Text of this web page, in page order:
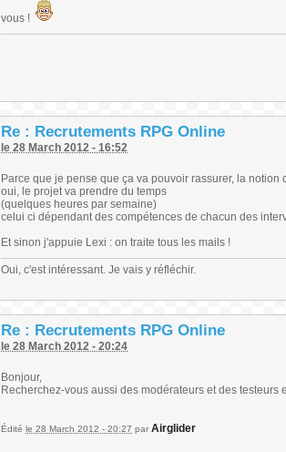
vous !
Re : Recrutements RPG Online
le 28 March 2012 - 16:52
Parce que je pense que ça va pouvoir rassurer, la
oui, le projet va prendre du temps
(quelques heures par semaine)
celui ci dépendant des compétences de chacun des
Et sinon j'appuie Lexi : on traite tous les mails !
Oui, c'est intéressant. Je vais y réfléchir.
Re : Recrutements RPG Online
le 28 March 2012 - 20:24
Bonjour,
Recherchez-vous aussi des modérateurs et des
Édité le 28 March 2012 - 20:27 par Airglider